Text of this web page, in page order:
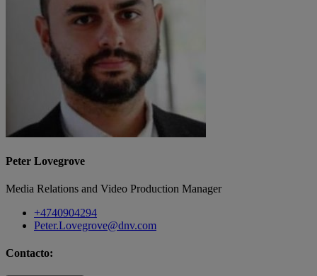
Peter Lovegrove
Media Relations and Video Production Manager
+4740904294
Peter.Lovegrove@dnv.com
Contacto: